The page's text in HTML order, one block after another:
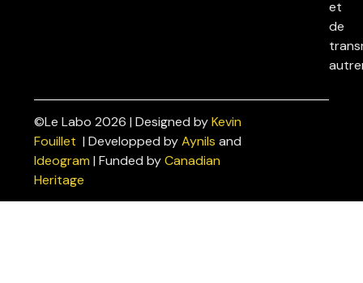
et
de
©Le Labo 2026 | Designed byKevin
Fouillet | Developped byAynils and
Ideogram | Funded byCanadian
Heritage